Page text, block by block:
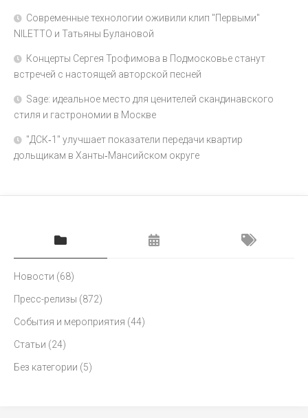
Современные технологии оживили клип "Первыми"
NILETTO и Татьяны Булановой
Концерты Сергея Трофимова в Подмосковье станут
встречей с настоящей авторской песней
Sage: идеальное место для ценителей скандинавского
стиля и гастрономии в Москве
"ДСК‑1" улучшает показатели передачи квартир
дольщикам в Ханты‑Мансийском округе
Новости (68)
Пресс-релизы (872)
События и мероприятия (44)
Статьи (24)
Без категории (5)